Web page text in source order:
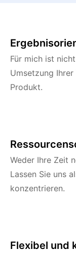
Für mich ist
Umsetzung
Produkt.
Weder Ihre Zeit
Lassen Sie uns
konzentrieren.
Flexibel und